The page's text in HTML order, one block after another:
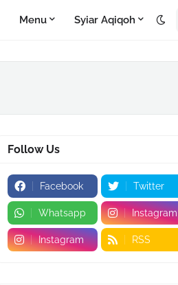
Menu Syiar Aqiqoh
Follow Us
Facebook Twitter
Whatsapp Instagram
Instagram RSS